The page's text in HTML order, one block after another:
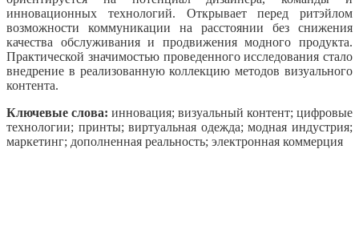
инновационных технологий. Открывает перед ритэйлом
возможности коммуникации на расстоянии без снижения
качества обслуживания и продвижения модного продукта.
Практической значимостью проведенного исследования стало
внедрение в реализованную коллекцию методов визуального
контента.
Ключевые слова: инновация; визуальный контент; цифровые
технологии; принты; виртуальная одежда; модная индустрия;
маркетинг; дополненная реальность; электронная коммерция